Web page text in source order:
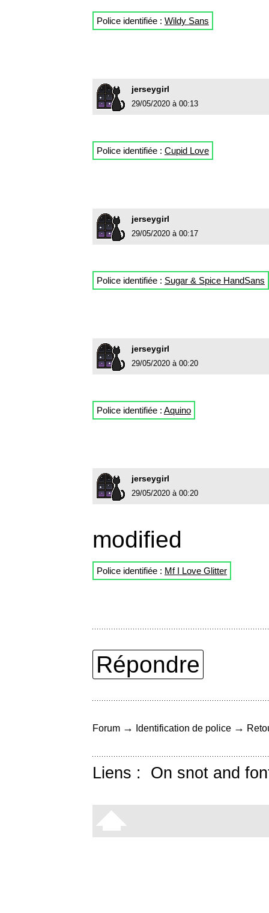
Police identifiée : Wildy Sans
jerseygirl
29/05/2020 à 00:13
Police identifiée : Cupid Love
jerseygirl
29/05/2020 à 00:17
Police identifiée : Sugar & Spice HandSans
jerseygirl
29/05/2020 à 00:20
Police identifiée : Aquino
jerseygirl
29/05/2020 à 00:20
modified
Police identifiée : Mf I Love Glitter
Répondre
Forum → Identification de police →
Liens : On snot and